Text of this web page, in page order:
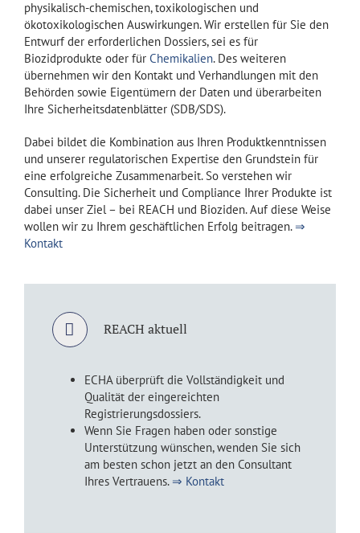
physikalisch-chemischen, toxikologischen und
ökotoxikologischen Auswirkungen. Wir erstellen für Sie den
Entwurf der erforderlichen Dossiers, sei es für
Biozidprodukte oder für Chemikalien. Des weiteren
übernehmen wir den Kontakt und Verhandlungen mit den
Behörden sowie Eigentümern der Daten und überarbeiten
Ihre Sicherheitsdatenblätter (SDB/SDS).
Dabei bildet die Kombination aus Ihren Produktkenntnissen
und unserer regulatorischen Expertise den Grundstein für
eine erfolgreiche Zusammenarbeit. So verstehen wir
Consulting. Die Sicherheit und Compliance Ihrer Produkte ist
dabei unser Ziel – bei REACH und Bioziden. Auf diese Weise
wollen wir zu Ihrem geschäftlichen Erfolg beitragen.⇒
Kontakt
REACH aktuell
ECHA überprüft die Vollständigkeit und
Qualität der eingereichten
Registrierungsdossiers.
Wenn Sie Fragen haben oder sonstige
Unterstützung wünschen, wenden Sie sich
am besten schon jetzt an den Consultant
Ihres Vertrauens. ⇒ Kontakt